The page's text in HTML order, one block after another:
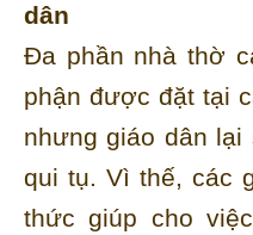
dân
Đa phần nhà thờ
phận được đặt tại
nhưng giáo dân lại
qui tụ. Vì thế, các
thức giúp cho